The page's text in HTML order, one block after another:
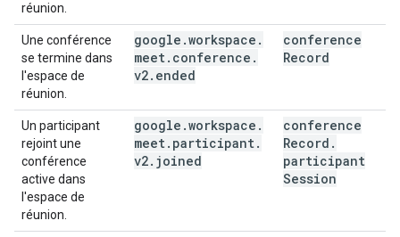
réunion.
Une conférence
se termine dans
l'espace de
réunion.
google .workspace .
meet. conference .
v2. ended
conference
Record
Un participant
rejoint une
conférence
active dans
l'espace de
réunion.
google .workspace .
meet. participant.
v2. joined
conference
Record .
participant
Session